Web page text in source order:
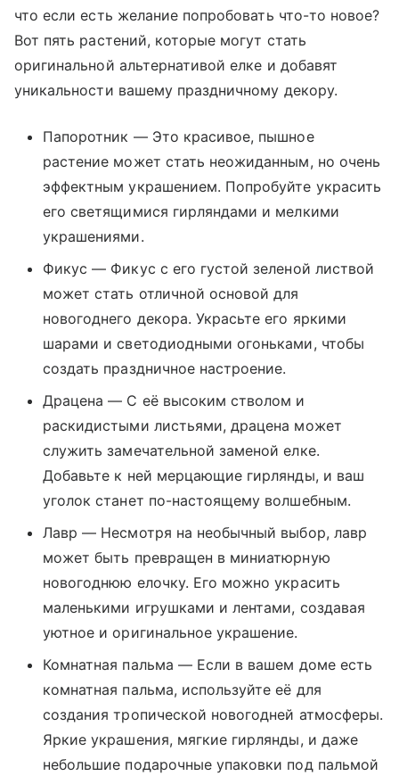
что если есть желание попробовать что-то новое?
Вот пять растений, которые могут стать
оригинальной альтернативой елке и добавят
уникальности вашему праздничному декору.
Папоротник — Это красивое, пышное
растение может стать неожиданным, но очень
эффектным украшением. Попробуйте украсить
его светящимися гирляндами и мелкими
украшениями.
Фикус — Фикус с его густой зеленой листвой
может стать отличной основой для
новогоднего декора. Украсьте его яркими
шарами и светодиодными огоньками, чтобы
создать праздничное настроение.
Драцена — С её высоким стволом и
раскидистыми листьями, драцена может
служить замечательной заменой елке.
Добавьте к ней мерцающие гирлянды, и ваш
уголок станет по-настоящему волшебным.
Лавр — Несмотря на необычный выбор, лавр
может быть превращен в миниатюрную
новогоднюю елочку. Его можно украсить
маленькими игрушками и лентами, создавая
уютное и оригинальное украшение.
Комнатная пальма — Если в вашем доме есть
комнатная пальма, используйте её для
создания тропической новогодней атмосферы.
Яркие украшения, мягкие гирлянды, и даже
небольшие подарочные упаковки под пальмой